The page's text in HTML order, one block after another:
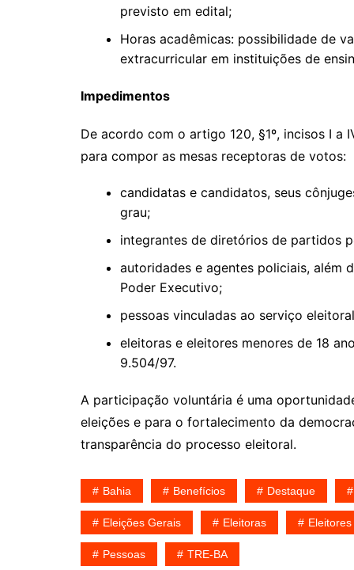
previsto em edital;
Horas acadêmicas: possibilidade de
extracurricular em instituições de
Impedimentos
De acordo com o artigo 120, §1º, incisos I a
para compor as mesas receptoras de votos:
candidatas e candidatos, seus
grau;
integrantes de diretórios de partidos
autoridades e agentes policiais, além
Poder Executivo;
pessoas vinculadas ao serviço
eleitoras e eleitores menores de 18
9.504/97.
A participação voluntária é uma
eleições e para o fortalecimento da
transparência do processo eleitoral.
Bahia Benefícios Destaque
Eleições Gerais Eleitoras Eleitores
Pessoas TRE-BA